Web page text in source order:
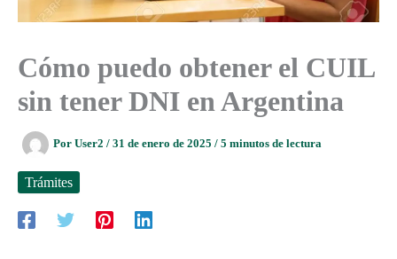
Cómo puedo obtener el CUIL
sin tener DNI en Argentina
Por User2 / 31 de enero de 2025 / 5 minutos de lectura
Trámites